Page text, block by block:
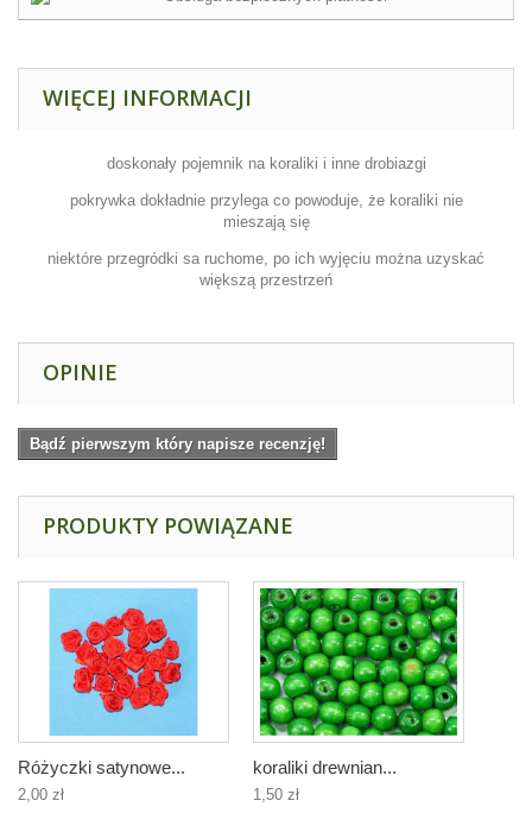
WIĘCEJ INFORMACJI
doskonały pojemnik na koraliki i inne drobiazgi
pokrywka dokładnie przylega co powoduje, że koraliki nie
mieszają się
niektóre przegródki sa ruchome, po ich wyjęciu można uzyskać
większą przestrzeń
OPINIE
Bądź pierwszym który napisze recenzję!
PRODUKTY POWIĄZANE
Różyczki satynowe...
2,00 zł
koraliki drewnian...
1,50 zł